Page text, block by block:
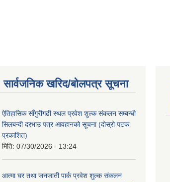
सार्वजनिक खरिद/बोलपत्र सूचना
ऐतिहासिक साँगुरीगढी स्थल प्रवेश शुल्क संकलन सम्बन्धी
सिलबन्दी दरभाउ पत्र आवहानको सूचना (दोस्रो पटक
प्रकाशित)
मिति: 07/30/2026 - 13:24
आत्मा घर तथा जनजाती पार्क प्रवेश शुल्क संकलन